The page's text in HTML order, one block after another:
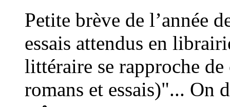
Petite brève de l’année
essais attendus en
littéraire se rapproche
romans et essais)"... On